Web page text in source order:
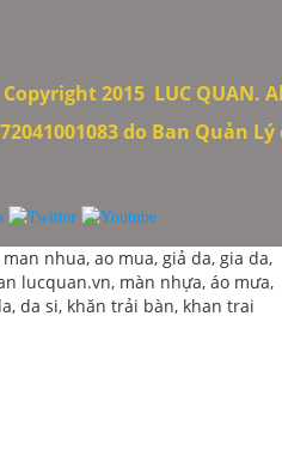
Copyright 2015 LUC QUAN.
do Ban Quản
nhua, ao mua, giả da, gia da,
lucquan.vn, màn nhựa, áo mưa,
da si, khăn trải bàn, khan trai